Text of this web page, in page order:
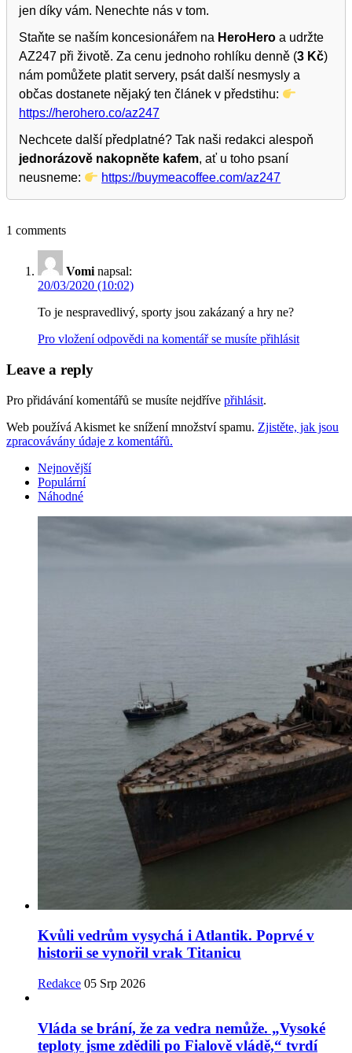
jen díky vám. Nenechte nás v tom.
Staňte se naším koncesionářem na HeroHero a udržte
AZ247 při životě. Za cenu jednoho rohlíku denně (3 Kč)
nám pomůžete platit servery, psát další nesmysly a
občas dostanete nějaký ten článek v předstihu:
https://herohero.co/az247
Nechcete další předplatné? Tak naši redakci alespoň
jednorázově nakopněte kafem, ať u toho psaní
neusneme:
https://buymeacoffee.com/az247
1 comments
Vomi napsal:
20/03/2020 (10:02)
To je nespravedlivý, sporty jsou zakázaný a hry ne?
Pro vložení odpovědi na komentář se musíte přihlásit
Leave a reply
Pro přidávání komentářů se musíte nejdříve přihlásit.
Web používá Akismet ke snížení množství spamu. Zjistěte, jak jsou
zpracovávány údaje z komentářů.
Nejnovější
Populární
Náhodné
Kvůli vedrům vysychá i Atlantik. Poprvé v
historii se vynořil vrak Titanicu
Redakce 05 Srp 2026
Vláda se brání, že za vedra nemůže. „Vysoké
teploty jsme zdědili po Fialově vládě,“ tvrdí